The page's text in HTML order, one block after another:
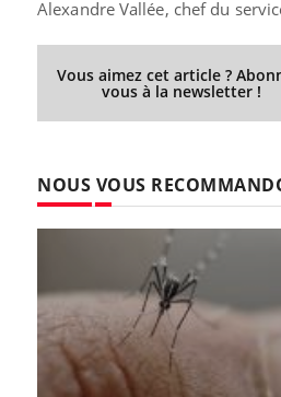
Alexandre Vallée, chef du
Vous aimez cet article ?
vous à la newsletter !
NOUS VOUS